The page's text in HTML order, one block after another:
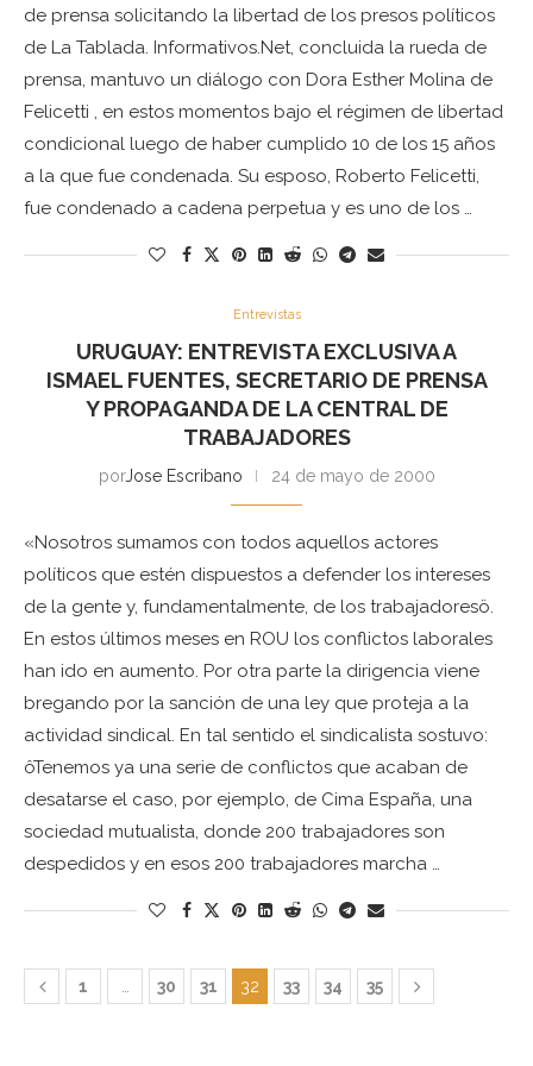
de prensa solicitando la libertad de los presos políticos
de La Tablada. Informativos.Net, concluida la rueda de
prensa, mantuvo un diálogo con Dora Esther Molina de
Felicetti , en estos momentos bajo el régimen de libertad
condicional luego de haber cumplido 10 de los 15 años
a la que fue condenada. Su esposo, Roberto Felicetti,
fue condenado a cadena perpetua y es uno de los …
Entrevistas
URUGUAY: ENTREVISTA EXCLUSIVA A
ISMAEL FUENTES, SECRETARIO DE PRENSA
Y PROPAGANDA DE LA CENTRAL DE
TRABAJADORES
porJose Escribano 24 de mayo de 2000
«Nosotros sumamos con todos aquellos actores
políticos que estén dispuestos a defender los intereses
de la gente y, fundamentalmente, de los trabajadoresö.
En estos últimos meses en ROU los conflictos laborales
han ido en aumento. Por otra parte la dirigencia viene
bregando por la sanción de una ley que proteja a la
actividad sindical. En tal sentido el sindicalista sostuvo:
ôTenemos ya una serie de conflictos que acaban de
desatarse el caso, por ejemplo, de Cima España, una
sociedad mutualista, donde 200 trabajadores son
despedidos y en esos 200 trabajadores marcha …
1 30 31 32 33 34 35